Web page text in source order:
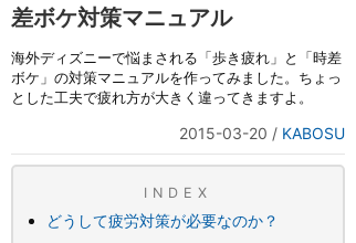
差ボケ対策マニュアル
海外ディズニーで悩まされる「歩き疲れ」と「時差
ボケ」の対策マニュアルを作ってみました。ちょっ
とした工夫で疲れ方が大きく違ってきますよ。
2015-03-20 / KABOSU
INDEX
どうして疲労対策が必要なのか？